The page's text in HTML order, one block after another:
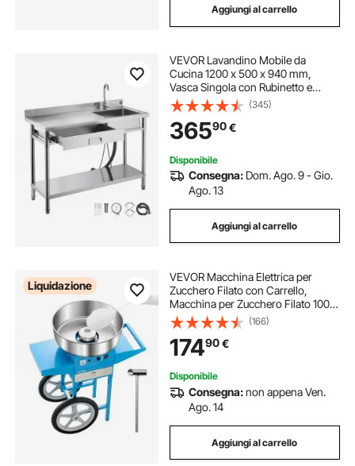
Aggiungi al carrello
VEVOR Lavandino Mobile da
Cucina 1200 x 500 x 940 mm,
Vasca Singola con Rubinetto e
Cassetto, Lavello da Cucina per
Garage, Ristorante, Lavanderia,
Lavabo da Esterno con Piano di
Lavoro Sinistra
(345)
36590€
Disponibile
Consegna: Dom. Ago. 9 - Gio.
Ago. 13
Aggiungi al carrello
Liquidazione
VEVOR Macchina Elettrica per
Zucchero Filato con Carrello,
Macchina per Zucchero Filato 1000
W con Ciotola in Acciaio Inox 52
cm, Misurino per Zucchero
Cassetto, per Compleanni, Feste,
Blu
(166)
17490€
Disponibile
Consegna:non appena Ven.
Ago. 14
Aggiungi al carrello